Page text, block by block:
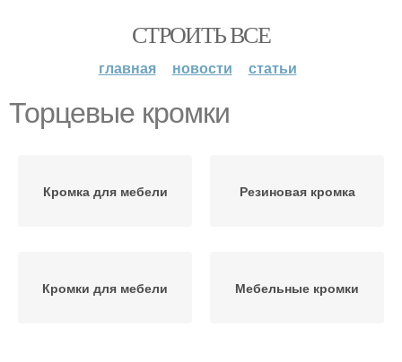
СТРОИТЬ ВСЕ
главная новости статьи
Торцевые кромки
Кромка для мебели Резиновая кромка
Кромки для мебели Мебельные кромки